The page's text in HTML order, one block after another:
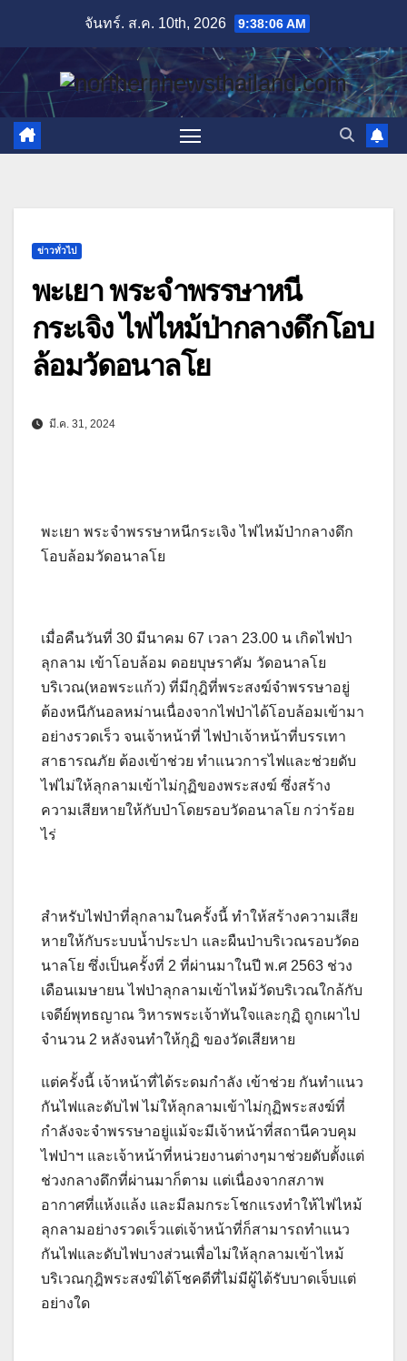
content
จันทร์. ส.ค. 10th, 2026 9:38:07 AM
ข่าวทั่วไป
พะเยา พระจำพรรษาหนี
กระเจิง ไฟไหม้ป่ากลางดึกโอบ
ล้อมวัดอนาลโย
มี.ค. 31, 2024
พะเยา พระจำพรรษาหนีกระเจิง ไฟไหม้ป่ากลางดึก
โอบล้อมวัดอนาลโย
เมื่อคืนวันที่ 30 มีนาคม 67 เวลา 23.00 น เกิดไฟป่า
ลุกลาม เข้าโอบล้อม ดอยบุษราคัม วัดอนาลโย
บริเวณ(หอพระแก้ว) ที่มีกุฎิที่พระสงฆ์จำพรรษาอยู่
ต้องหนีกันอลหม่านเนื่องจากไฟป่าได้โอบล้อมเข้ามา
อย่างรวดเร็ว จนเจ้าหน้าที่ ไฟป่าเจ้าหน้าที่บรรเทา
สาธารณภัย ต้องเข้าช่วย ทำแนวการไฟและช่วยดับ
ไฟไม่ให้ลุกลามเข้าไม่กุฏิของพระสงฆ์ ซึ่งสร้าง
ความเสียหายให้กับป่าโดยรอบวัดอนาลโย กว่าร้อย
ไร่
สำหรับไฟป่าที่ลุกลามในครั้งนี้ ทำให้สร้างความเสีย
หายให้กับระบบน้ำประปา และผืนป่าบริเวณรอบวัดอ
นาลโย ซึ่งเป็นครั้งที่ 2 ที่ผ่านมาในปี พ.ศ 2563 ช่วง
เดือนเมษายน ไฟป่าลุกลามเข้าไหม้วัดบริเวณใกล้กับ
เจดีย์พุทธญาณ วิหารพระเจ้าทันใจและกุฏิ ถูกเผาไป
จำนวน 2 หลังจนทำให้กุฏิ ของวัดเสียหาย
แต่ครั้งนี้ เจ้าหน้าที่ได้ระดมกำลัง เข้าช่วย กันทำแนว
กันไฟและดับไฟ ไม่ให้ลุกลามเข้าไม่กุฏิพระสงฆ์ที่
กำลังจะจำพรรษาอยู่แม้จะมีเจ้าหน้าที่สถานีควบคุม
ไฟป่าฯ และเจ้าหน้าที่หน่วยงานต่างๆมาช่วยดับตั้งแต่
ช่วงกลางดึกที่ผ่านมาก็ตาม แต่เนื่องจากสภาพ
อากาศที่แห้งแล้ง และมีลมกระโชกแรงทำให้ไฟไหม้
ลุกลามอย่างรวดเร็วแต่เจ้าหน้าที่ก็สามารถทำแนว
กันไฟและดับไฟบางส่วนเพื่อไม่ให้ลุกลามเข้าไหม้
บริเวณกุฎิพระสงฆ์ได้โชคดีที่ไม่มีผู้ได้รับบาดเจ็บแต่
อย่างใด